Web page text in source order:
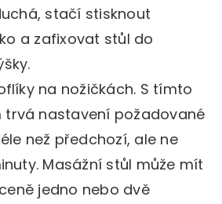
stačí stisknout
a zafixovat stůl do
na nožičkách. S tímto
trvá nastavení požadované
než předchozí, ale ne
Masážní stůl může mít
jedno nebo dvě